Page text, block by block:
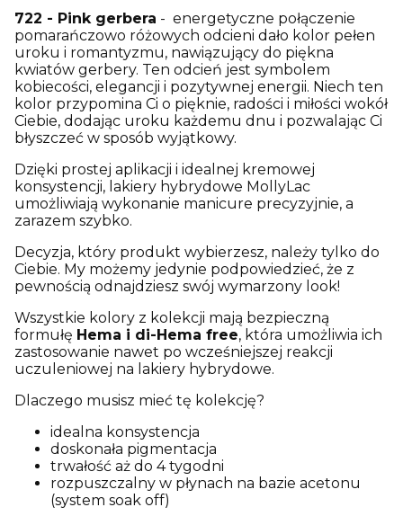
722 - Pink gerbera - energetyczne połączenie
pomarańczowo różowych odcieni dało kolor pełen
uroku i romantyzmu, nawiązujący do piękna
kwiatów gerbery. Ten odcień jest symbolem
kobiecości, elegancji i pozytywnej energii. Niech ten
kolor przypomina Ci o pięknie, radości i miłości wokół
Ciebie, dodając uroku każdemu dnu i pozwalając Ci
błyszczeć w sposób wyjątkowy.
Dzięki prostej aplikacji i idealnej kremowej
konsystencji, lakiery hybrydowe MollyLac
umożliwiają wykonanie manicure precyzyjnie, a
zarazem szybko.
Decyzja, który produkt wybierzesz, należy tylko do
Ciebie. My możemy jedynie podpowiedzieć, że z
pewnością odnajdziesz swój wymarzony look!
Wszystkie kolory z kolekcji mają bezpieczną
formułę Hema i di-Hema free, która umożliwia ich
zastosowanie nawet po wcześniejszej reakcji
uczuleniowej na lakiery hybrydowe.
Dlaczego musisz mieć tę kolekcję?
idealna konsystencja
doskonała pigmentacja
trwałość aż do 4 tygodni
rozpuszczalny w płynach na bazie acetonu
(system soak off)